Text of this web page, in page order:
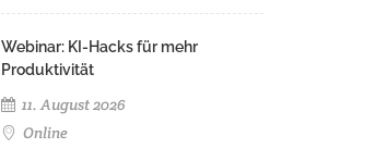
Webinar: KI-Hacks für mehr
Produktivität
11. August 2026
Online